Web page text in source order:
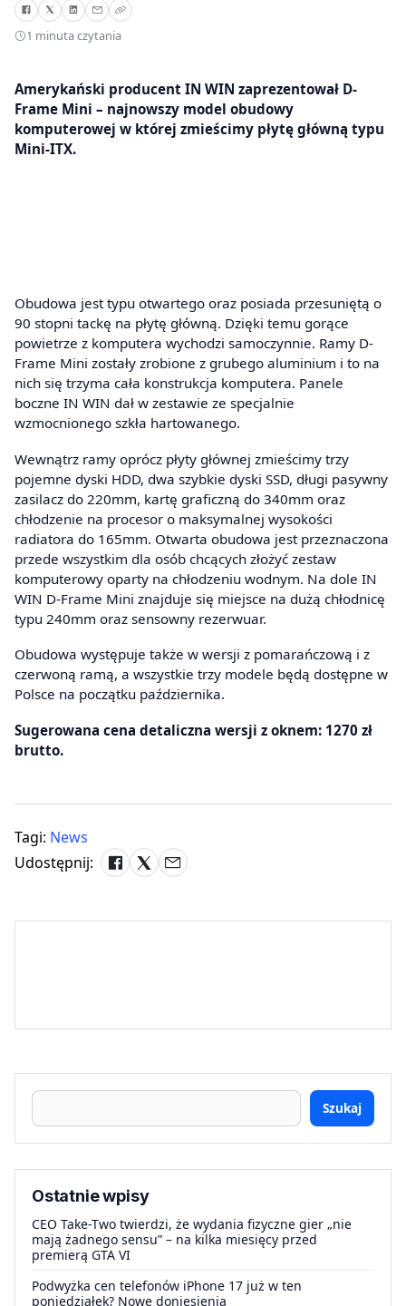
1 minuta czytania
Amerykański producent IN WIN zaprezentował D-
Frame Mini – najnowszy model obudowy
komputerowej w której zmieścimy płytę główną typu
Mini-ITX.
Obudowa jest typu otwartego oraz posiada przesuniętą o
90 stopni tackę na płytę główną. Dzięki temu gorące
powietrze z komputera wychodzi samoczynnie. Ramy D-
Frame Mini zostały zrobione z grubego aluminium i to na
nich się trzyma cała konstrukcja komputera. Panele
boczne IN WIN dał w zestawie ze specjalnie
wzmocnionego szkła hartowanego.
Wewnątrz ramy oprócz płyty głównej zmieścimy trzy
pojemne dyski HDD, dwa szybkie dyski SSD, długi pasywny
zasilacz do 220mm, kartę graficzną do 340mm oraz
chłodzenie na procesor o maksymalnej wysokości
radiatora do 165mm. Otwarta obudowa jest przeznaczona
przede wszystkim dla osób chcących złożyć zestaw
komputerowy oparty na chłodzeniu wodnym. Na dole IN
WIN D-Frame Mini znajduje się miejsce na dużą chłodnicę
typu 240mm oraz sensowny rezerwuar.
Obudowa występuje także w wersji z pomarańczową i z
czerwoną ramą, a wszystkie trzy modele będą dostępne w
Polsce na początku października.
Sugerowana cena detaliczna wersji z oknem: 1270 zł
brutto.
Tagi: News
Udostępnij:
Szukaj
Ostatnie wpisy
CEO Take-Two twierdzi, że wydania fizyczne gier „nie
mają żadnego sensu” – na kilka miesięcy przed
premierą GTA VI
Podwyżka cen telefonów iPhone 17 już w ten
poniedziałek? Nowe doniesienia